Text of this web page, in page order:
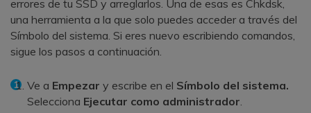
errores de tu SSD y arreglarlos. Una de esas es Chkdsk,
una herramienta a la que solo puedes acceder a través del
Símbolo del sistema. Si eres nuevo escribiendo comandos,
sigue los pasos a continuación.
Ve a Empezar y escribe en el Símbolo del sistema.
Selecciona Ejecutar como administrador